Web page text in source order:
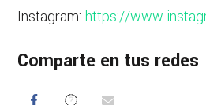
Instagram: https://
Comparte en tus redes